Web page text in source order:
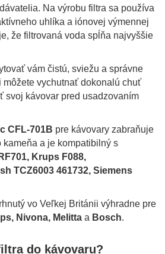
Na výrobu filtra sa používa
uhlíka a iónovej výmennej
že filtrovaná voda spĺňa najvyššie
vám čistú, sviežu a správne
môžete vychutnať dokonalú chuť
svoj kávovar pred usadzovaním
CFL-701B pre kávovary zabraňuje
a je kompatibilný s
Krups F088,
TCZ6003 461732, Siemens
vo Veľkej Británii výhradne pre
Nivona, Melitta a Bosch.
do kávovaru?